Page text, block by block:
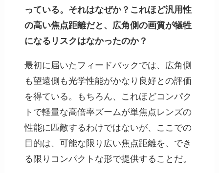
っている。それはなぜか？これほど汎用性
の高い焦点距離だと、広角側の画質が犠牲
になるリスクはなかったのか？
最初に届いたフィードバックでは、広角側
も望遠側も光学性能がかなり良好との評価
を得ている。もちろん、これほどコンパク
トで軽量な高倍率ズームが単焦点レンズの
性能に匹敵するわけではないが、ここでの
目的は、可能な限り広い焦点距離を、でき
る限りコンパクトな形で提供することだ。